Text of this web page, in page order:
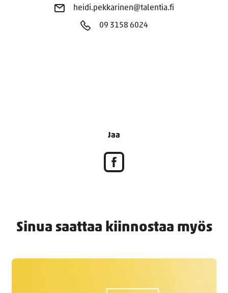
heidi.pekkarinen@talentia.fi
09 3158 6024
Jaa
Sinua saattaa kiinnostaa myös